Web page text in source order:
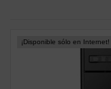
¡Disponible sólo en Internet!